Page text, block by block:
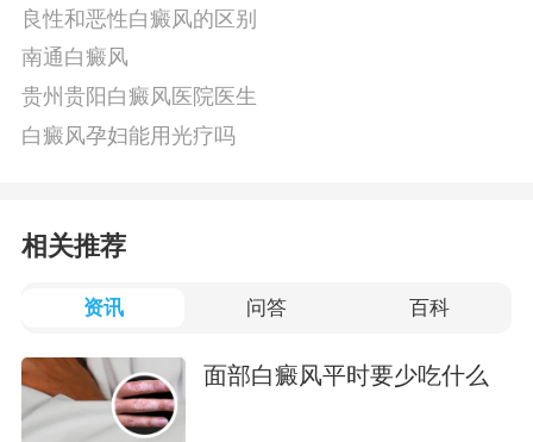
良性和恶性白癜风的区别
南通白癜风
贵州贵阳白癜风医院医生
白癜风孕妇能用光疗吗
相关推荐
资讯 问答 百科
面部白癜风平时要少吃什么